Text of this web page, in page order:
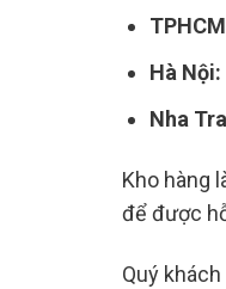
Hà Nội:
Nha
Kho hàng
để được
Quý